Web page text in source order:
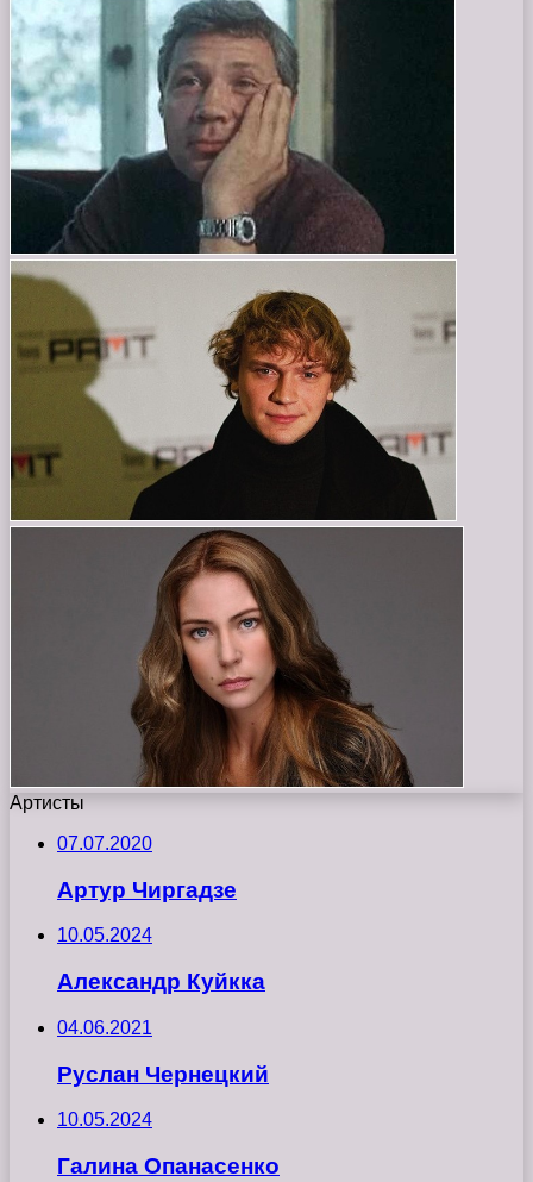
Артисты
07.07.2020
Артур Чиргадзе
10.05.2024
Александр Куйкка
04.06.2021
Руслан Чернецкий
10.05.2024
Галина Опанасенко